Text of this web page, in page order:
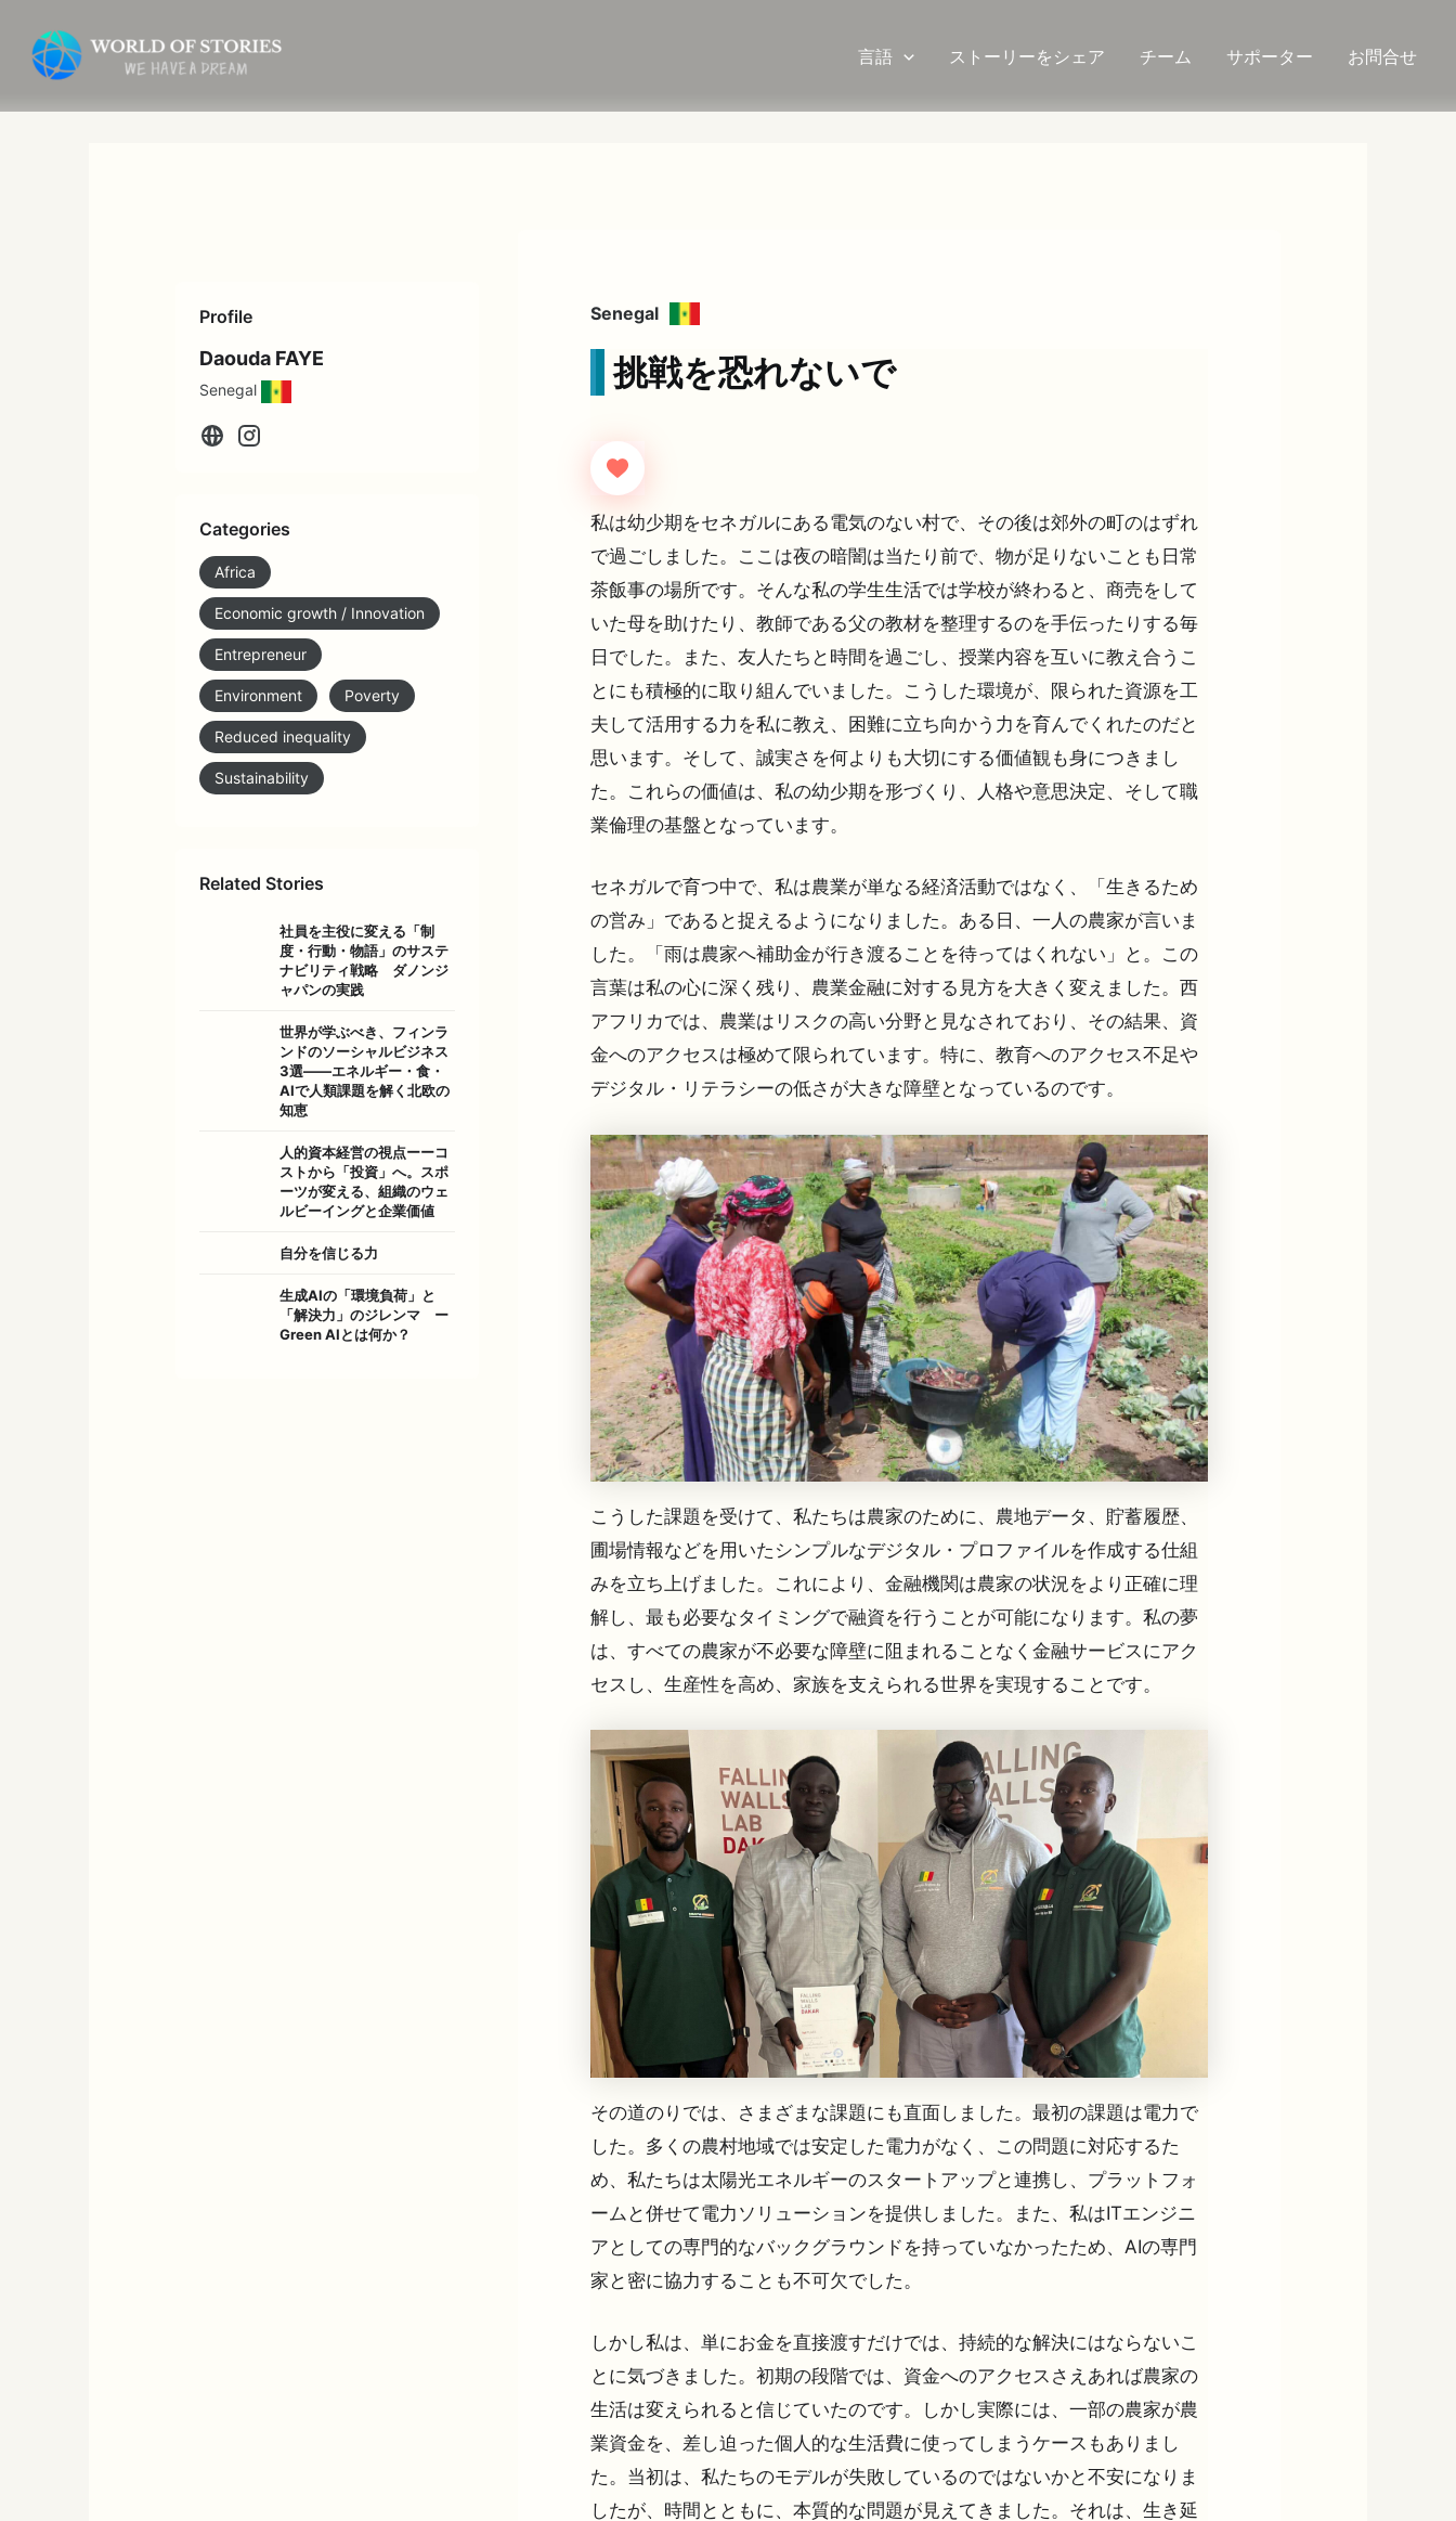
言語 ストーリーをシェア チーム サポーター お問合せ
Profile
Daouda FAYE
Senegal
Categories
Africa
Economic growth / Innovation
Entrepreneur
Environment Poverty
Reduced inequality
Sustainability
Related Stories
社員を主役に変える「制
度・行動・物語」のサステ
ナビリティ戦略 ダノンジ
ャパンの実践
世界が学ぶべき、フィンラ
ンドのソーシャルビジネス
3選――エネルギー・食・
AIで人類課題を解く北欧の
知恵
人的資本経営の視点ーーコ
ストから「投資」へ。スポ
ーツが変える、組織のウェ
ルビーイングと企業価値
自分を信じる力
生成AIの「環境負荷」と
「解決力」のジレンマ ー
Green AIとは何か？
Senegal
挑戦を恐れないで
私は幼少期をセネガルにある電気のない村で、その後は郊外の町のはずれ
で過ごしました。 ここは夜の暗闇は当たり前で、物が足りないことも日常
茶飯事の場所です。そんな私の学生生活では学校が終わると、商売をして
いた母を助けたり、教師である父の教材を整理するのを手伝ったりする毎
日でした。また、友人たちと時間を過ごし、授業内容を互いに教え合うこ
とにも積極的に取り組んでいました。こうした環境が、限られた資源を工
夫して活用する力を私に教え、困難に立ち向かう力を育んでくれたのだと
思います。そして、誠実さを何よりも大切にする価値観も身につきまし
た。これらの価値は、私の幼少期を形づくり、人格や意思決定、そして職
業倫理の基盤となっています。
セネガルで育つ中で、私は農業が単なる経済活動ではなく、「生きるため
の営み」であると捉えるようになりました。ある日、一人の農家が言いま
した。「雨は農家へ補助金が行き渡ることを待ってはくれない」と。この
言葉は私の心に深く残り、農業金融に対する見方を大きく変えました。西
アフリカでは、農業はリスクの高い分野と見なされており、その結果、資
金へのアクセスは極めて限られています。特に、教育へのアクセス不足や
デジタル・リテラシーの低さが大きな障壁となっているのです。
こうした課題を受けて、私たちは農家のために、農地データ、貯蓄履歴、
圃場情報などを用いたシンプルなデジタル・プロファイルを作成する仕組
みを立ち上げました。これにより、金融機関は農家の状況をより正確に理
解し、最も必要なタイミングで融資を行うことが可能になります。私の夢
は、すべての農家が不必要な障壁に阻まれることなく金融サービスにアク
セスし、生産性を高め、家族を支えられる世界を実現することです。
その道のりでは、さまざまな課題にも直面しました。最初の課題は電力で
した。多くの農村地域では安定した電力がなく、この問題に対応するた
め、私たちは太陽光エネルギーのスタートアップと連携し、プラットフォ
ームと併せて電力ソリューションを提供しました。また、私はITエンジニ
アとしての専門的なバックグラウンドを持っていなかったため、AIの専門
家と密に協力することも不可欠でした。
しかし私は、単にお金を直接渡すだけでは、持続的な解決にはならないこ
とに気づきました。初期の段階では、資金へのアクセスさえあれば農家の
生活は変えられると信じていたのです。しかし実際には、一部の農家が農
業資金を、差し迫った個人的な生活費に使ってしまうケースもありまし
た。当初は、私たちのモデルが失敗しているのではないかと不安になりま
したが、時間とともに、本質的な問題が見えてきました。それは、生き延